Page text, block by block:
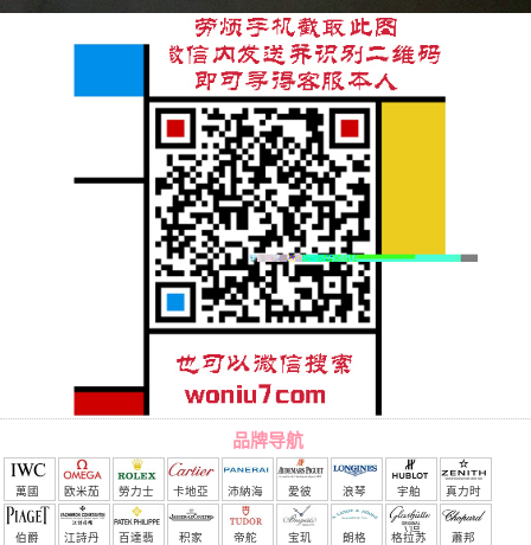
品牌导航
萬國 欧米茄 勞力士 卡地亞 沛納海 愛彼 浪琴 宇舶
（恒
真力时
伯爵 江詩丹 百達翡 积家 帝舵 宝玑 朗格 格拉苏 蕭邦